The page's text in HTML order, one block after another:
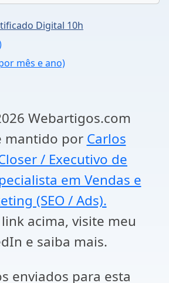
Digital 10h
mês e ano)
Webartigos.com
mantido por Carlos
/ Executivo de
em Vendas e
(SEO / Ads).
acima, visite meu
e saiba mais.
enviados para esta